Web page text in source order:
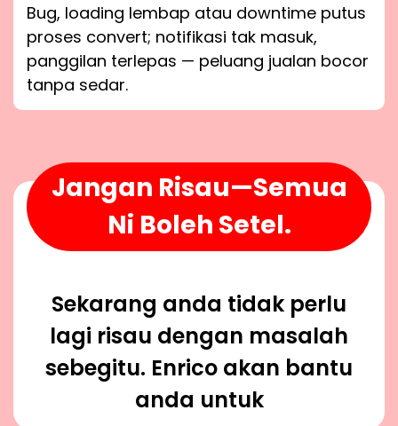
Bug, loading lembap atau downtime putus
proses convert; notifikasi tak masuk,
panggilan terlepas — peluang jualan bocor
tanpa sedar.
Jangan Risau—Semua
Ni Boleh Setel.
Sekarang anda tidak perlu
lagi risau dengan masalah
sebegitu. Enrico akan bantu
anda untuk